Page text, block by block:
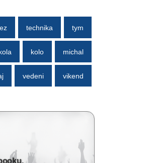
technika tym
kolo michal
vedeni vikend